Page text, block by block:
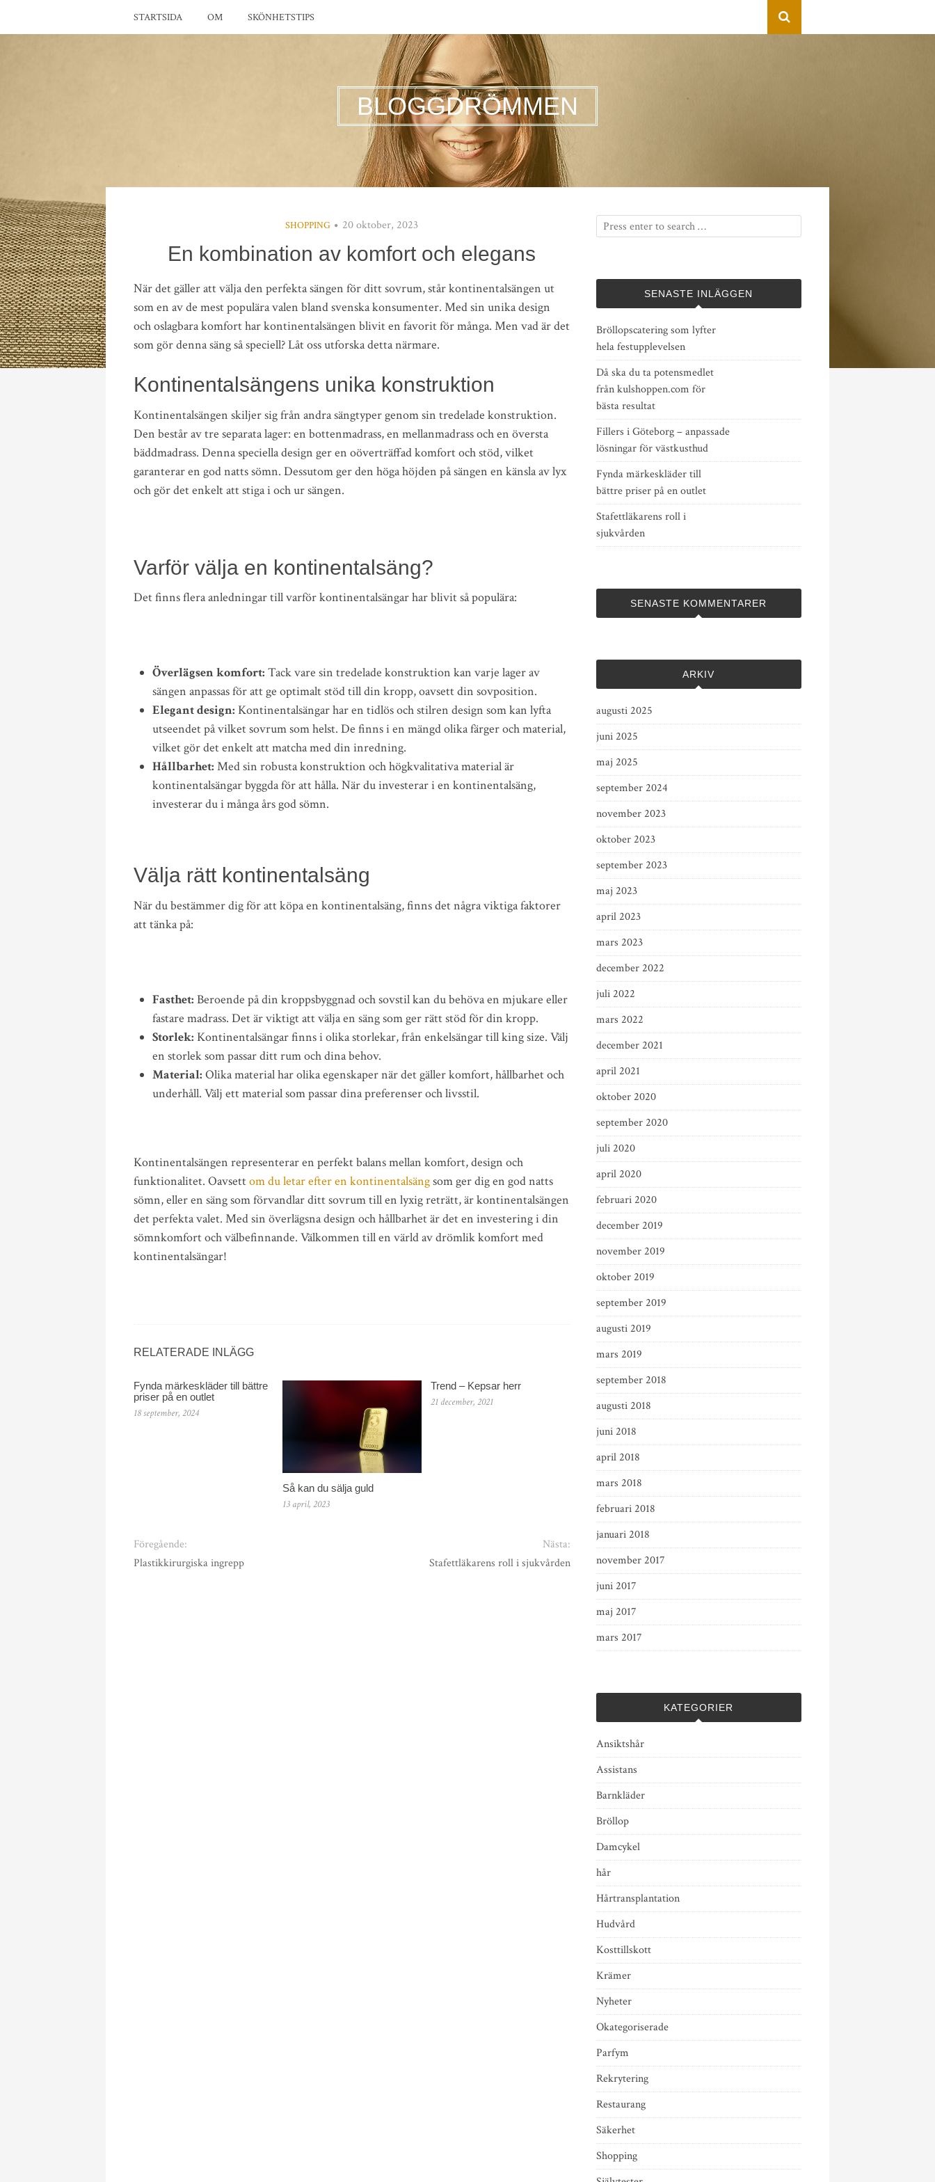
STARTSIDA OM SKÖNHETSTIPS
BLOGGDRÖMMEN
SHOPPING 20 oktober, 2023
En kombination av komfort och elegans
När det gäller att välja den perfekta sängen för ditt sovrum, står kontinentalsängen ut
som en av de mest populära valen bland svenska konsumenter. Med sin unika design
och oslagbara komfort har kontinentalsängen blivit en favorit för många. Men vad är det
som gör denna säng så speciell? Låt oss utforska detta närmare.
Kontinentalsängens unika konstruktion
Kontinentalsängen skiljer sig från andra sängtyper genom sin tredelade konstruktion.
Den består av tre separata lager: en bottenmadrass, en mellanmadrass och en översta
bäddmadrass. Denna speciella design ger en oöverträffad komfort och stöd, vilket
garanterar en god natts sömn. Dessutom ger den höga höjden på sängen en känsla av lyx
och gör det enkelt att stiga i och ur sängen.
Varför välja en kontinentalsäng?
Det finns flera anledningar till varför kontinentalsängar har blivit så populära:
Överlägsen komfort: Tack vare sin tredelade konstruktion kan varje lager av
sängen anpassas för att ge optimalt stöd till din kropp, oavsett din sovposition.
Elegant design: Kontinentalsängar har en tidlös och stilren design som kan lyfta
utseendet på vilket sovrum som helst. De finns i en mängd olika färger och material,
vilket gör det enkelt att matcha med din inredning.
Hållbarhet: Med sin robusta konstruktion och högkvalitativa material är
kontinentalsängar byggda för att hålla. När du investerar i en kontinentalsäng,
investerar du i många års god sömn.
Välja rätt kontinentalsäng
När du bestämmer dig för att köpa en kontinentalsäng, finns det några viktiga faktorer
att tänka på:
Fasthet: Beroende på din kroppsbyggnad och sovstil kan du behöva en mjukare eller
fastare madrass. Det är viktigt att välja en säng som ger rätt stöd för din kropp.
Storlek: Kontinentalsängar finns i olika storlekar, från enkelsängar till king size. Välj
en storlek som passar ditt rum och dina behov.
Material: Olika material har olika egenskaper när det gäller komfort, hållbarhet och
underhåll. Välj ett material som passar dina preferenser och livsstil.
Kontinentalsängen representerar en perfekt balans mellan komfort, design och
funktionalitet. Oavsettom du letar efter en kontinentalsängsom ger dig en god natts
sömn, eller en säng som förvandlar ditt sovrum till en lyxig reträtt, är kontinentalsängen
det perfekta valet. Med sin överlägsna design och hållbarhet är det en investering i din
sömnkomfort och välbefinnande. Välkommen till en värld av drömlik komfort med
kontinentalsängar!
RELATERADE INLÄGG
Fynda märkeskläder till bättre
priser på en outlet
18 september, 2024
Så kan du sälja guld
13 april, 2023
Trend – Kepsar herr
21 december, 2021
Föregående:
Plastikkirurgiska ingrepp
Nästa:
Stafettläkarens roll i sjukvården
SENASTE INLÄGGEN
Bröllopscatering som lyfter
hela festupplevelsen
Då ska du ta potensmedlet
från kulshoppen.com för
bästa resultat
Fillers i Göteborg – anpassade
lösningar för västkusthud
Fynda märkeskläder till
bättre priser på en outlet
Stafettläkarens roll i
sjukvården
SENASTE KOMMENTARER
ARKIV
augusti 2025
juni 2025
maj 2025
september 2024
november 2023
oktober 2023
september 2023
maj 2023
april 2023
mars 2023
december 2022
juli 2022
mars 2022
december 2021
april 2021
oktober 2020
september 2020
juli 2020
april 2020
februari 2020
december 2019
november 2019
oktober 2019
september 2019
augusti 2019
mars 2019
september 2018
augusti 2018
juni 2018
april 2018
mars 2018
februari 2018
januari 2018
november 2017
juni 2017
maj 2017
mars 2017
KATEGORIER
Ansiktshår
Assistans
Barnkläder
Bröllop
Damcykel
hår
Hårtransplantation
Hudvård
Kosttillskott
Krämer
Nyheter
Okategoriserade
Parfym
Rekrytering
Restaurang
Säkerhet
Shopping